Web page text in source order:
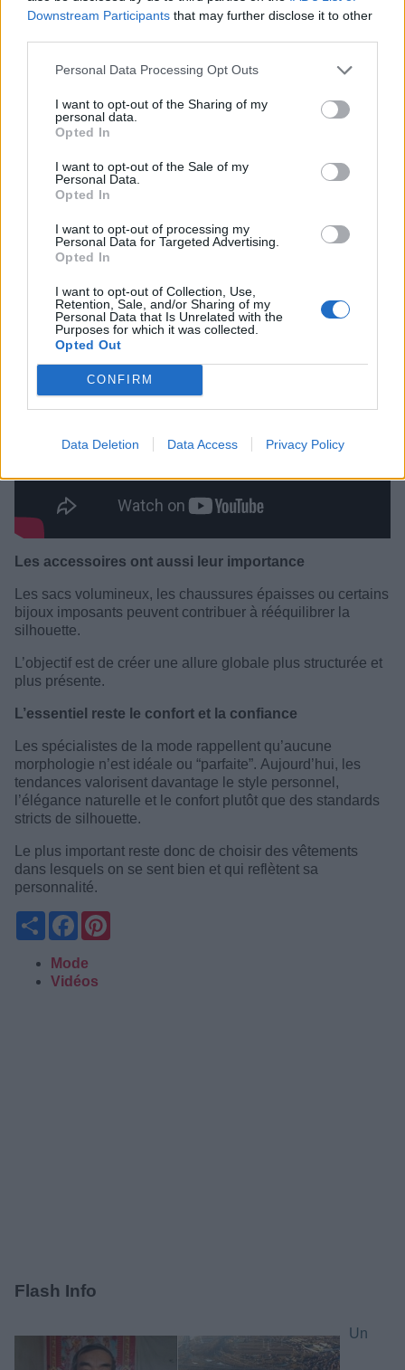
Downstream Participants that may further disclose it to other
Personal Data Processing Opt Outs
I want to opt-out of the Sharing of my
personal data.
Opted In
I want to opt-out of the Sale of my
Personal Data.
Opted In
I want to opt-out of processing my
Personal Data for Targeted Advertising.
Opted In
I want to opt-out of Collection, Use,
Retention, Sale, and/or Sharing of my
Personal Data that Is Unrelated with the
Purposes for which it was collected.
Opted Out
CONFIRM
Data Deletion Data Access Privacy Policy
conseillers mode recommandent plutôt :
les tons clairs ;
les imprimés ;
les rayures horizontales ;
ou les contrastes doux.
Les matières satinées ou légèrement brillantes peuvent
Choisir des coupes moins ajustées
finesse du corps.
Les coupes légèrement fluides, droites ou oversize
équilibré permettent généralement d’obtenir un rendu plus
harmonieux tout en restant élégant.
Les accessoires ont aussi leur importance
Les sacs volumineux, les chaussures épaisses ou certains
bijoux imposants peuvent contribuer à rééquilibrer la
silhouette.
L’objectif est de créer une allure globale plus structurée et
plus présente.
L’essentiel reste le confort et la confiance
Les spécialistes de la mode rappellent qu’aucune
morphologie n’est idéale ou “parfaite”. Aujourd’hui, les
tendances valorisent davantage le style personnel,
l’élégance naturelle et le confort plutôt que des standards
stricts de silhouette.
Le plus important reste donc de choisir des vêtements
dans lesquels on se sent bien et qui reflètent sa
personnalité.
PartagerFacebook
Mode
Vidéos
Flash Info
Un